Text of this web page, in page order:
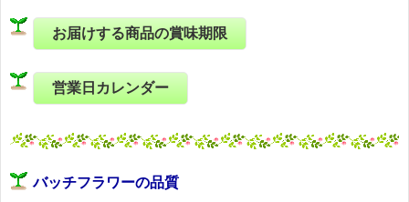
お届けする商品の賞味期限
営業日カレンダー
バッチフラワーの品質